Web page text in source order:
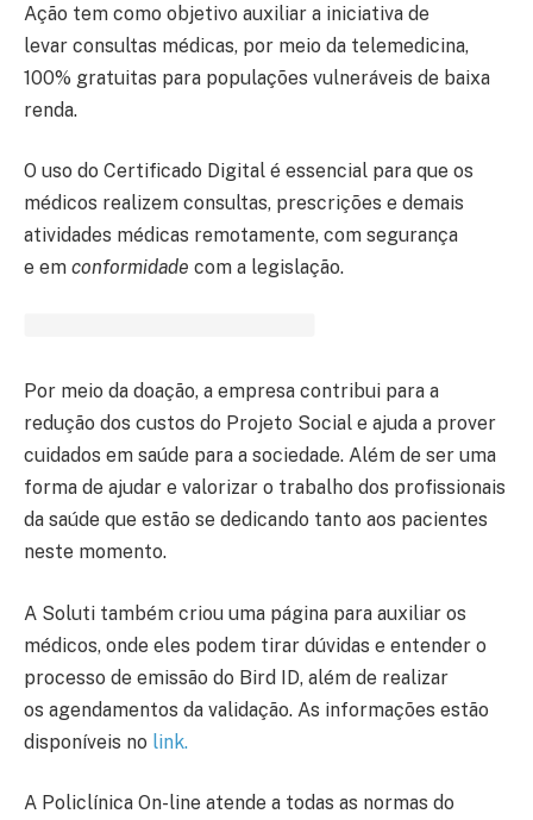
Ação tem como objetivo auxiliar a iniciativa de
levar consultas médicas, por meio da telemedicina,
100% gratuitas para populações vulneráveis de baixa
renda.
O uso do Certificado Digital é essencial para que os
médicos realizem consultas, prescrições e demais
atividades médicas remotamente, com segurança
e em conformidade com a legislação.
Por meio da doação, a empresa contribui para a
redução dos custos do Projeto Social e ajuda a prover
cuidados em saúde para a sociedade. Além de ser uma
forma de ajudar e valorizar o trabalho dos profissionais
da saúde que estão se dedicando tanto aos pacientes
neste momento.
A Soluti também criou uma página para auxiliar os
médicos, onde eles podem tirar dúvidas e entender o
processo de emissão do Bird ID, além de realizar
os agendamentos da validação. As informações estão
disponíveis no link.
A Policlínica On-line atende a todas as normas do